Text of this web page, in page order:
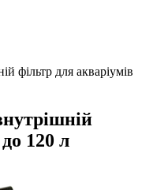
фільтр для акваріумів
120 л